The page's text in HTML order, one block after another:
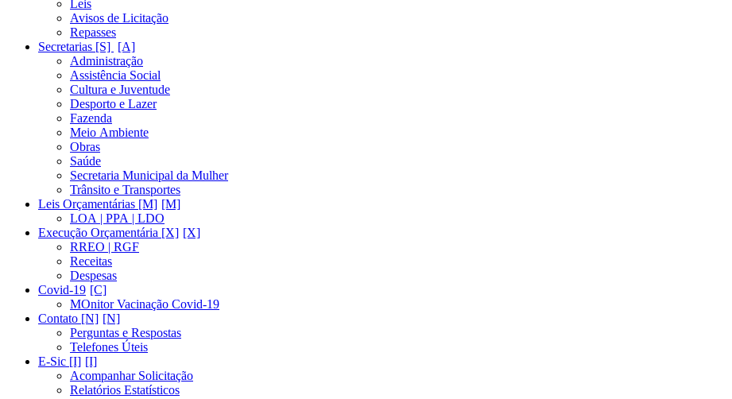
Leis
Avisos de Licitação
Repasses
Secretarias [S]
Administração
Assistência Social
Cultura e Juventude
Desporto e Lazer
Fazenda
Meio Ambiente
Obras
Saúde
Secretaria Municipal da Mulher
Trânsito e Transportes
Leis Orçamentárias [M]
LOA | PPA | LDO
Execução Orçamentária [X]
RREO | RGF
Receitas
Despesas
Covid-19
MOnitor Vacinação Covid-19
Contato [N]
Perguntas e Respostas
Telefones Úteis
E-Sic [I]
Acompanhar Solicitação
Relatórios Estatísticos